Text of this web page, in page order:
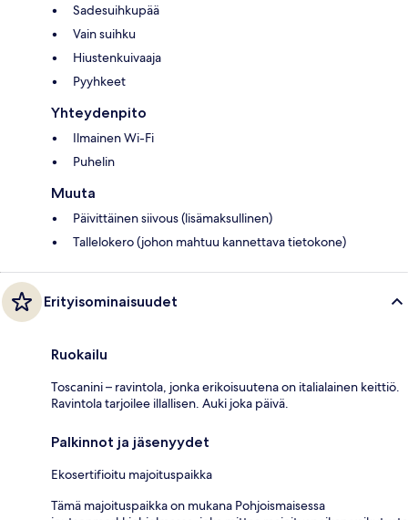
Sadesuihkupää
Vain suihku
Hiustenkuivaaja
Pyyhkeet
Yhteydenpito
Ilmainen Wi-Fi
Puhelin
Muuta
Päivittäinen siivous (lisämaksullinen)
Tallelokero (johon mahtuu kannettava tietokone)
Erityisominaisuudet
Ruokailu
Toscanini – ravintola, jonka erikoisuutena on italialainen keittiö.
Ravintola tarjoilee illallisen. Auki joka päivä.
Palkinnot ja jäsenyydet
Ekosertifioitu majoituspaikka
Tämä majoituspaikka on mukana Pohjoismaisessa